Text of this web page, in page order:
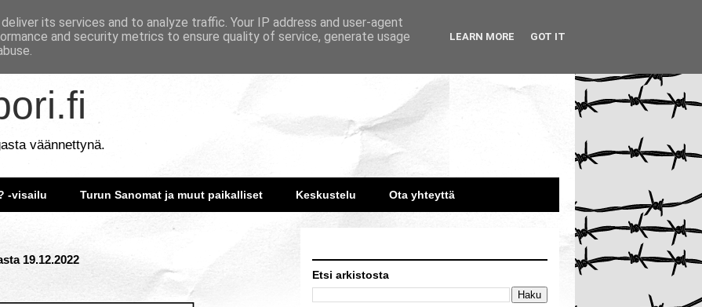
väännettynä.
-visailu Turun Sanomat ja muut paikalliset Keskustelu Ota yhteyttä
19.12.2022
Etsi arkistosta
its services and to analyze traffic. Your IP address and user-agent
and security metrics to ensure quality of service, generate usage
LEARN MORE GOT IT